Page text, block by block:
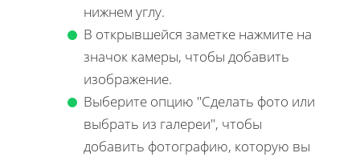
нижнем углу.
В открывшейся заметке нажмите на
значок камеры, чтобы добавить
изображение.
Выберите опцию "Сделать фото или
выбрать из галереи", чтобы
добавить фотографию, которую вы